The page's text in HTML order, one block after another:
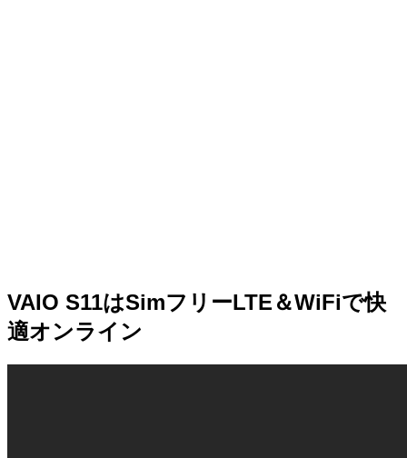
VAIO S11はSimフリーLTE＆WiFiで快
適オンライン